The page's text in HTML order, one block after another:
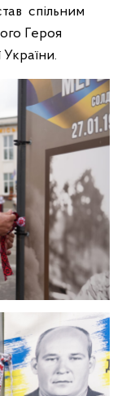
спільним
Героя